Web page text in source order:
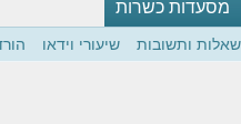
מסעדות כשרות
שאלות ותשובות שיעורי וידאו